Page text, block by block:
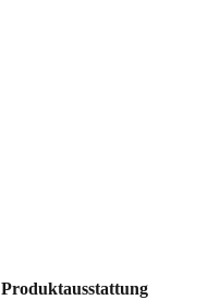
Produktausstattung